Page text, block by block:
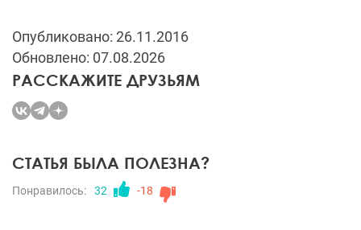
Опубликовано: 26.11.2016
Обновлено: 07.08.2026
РАССКАЖИТЕ ДРУЗЬЯМ
СТАТЬЯ БЫЛА ПОЛЕЗНА?
Понравилось: 32 -18